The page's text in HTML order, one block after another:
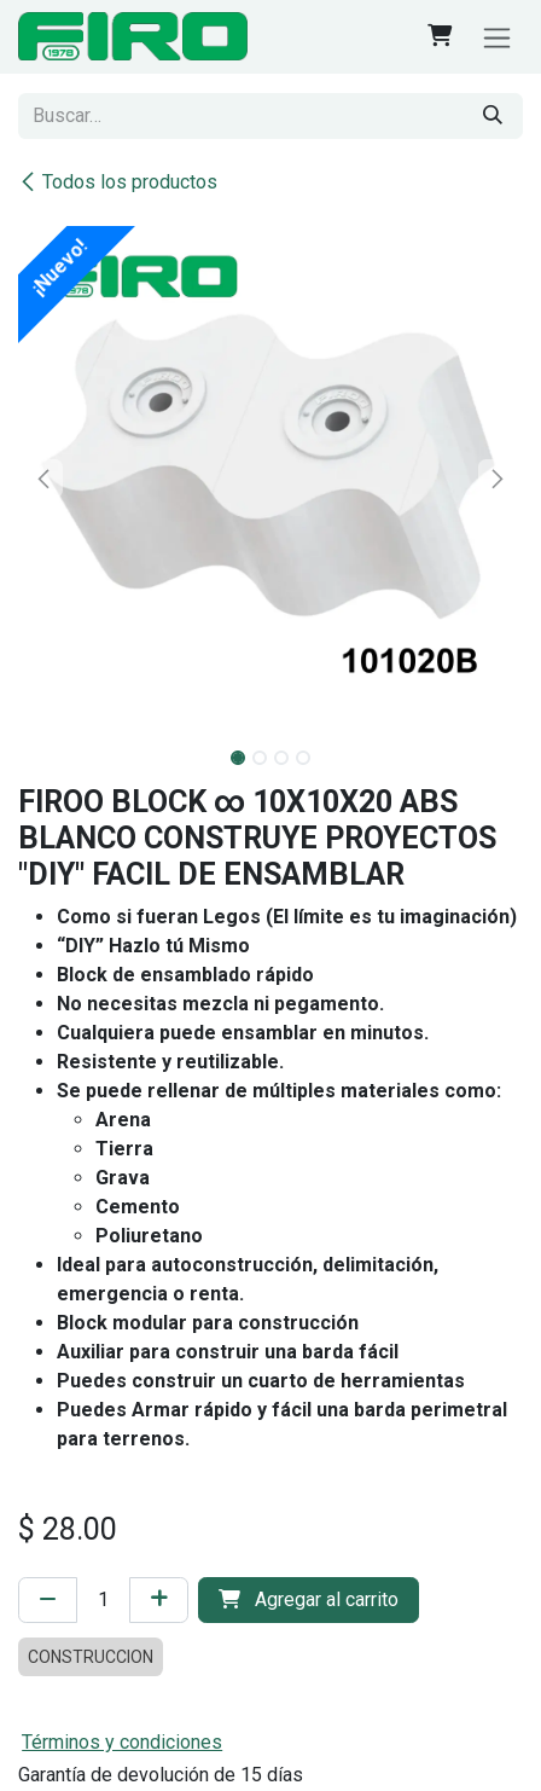
Ir al contenido
Todos los productos
¡Nuevo!
FIROO BLOCK ∞ 10X10X20 ABS
BLANCO CONSTRUYE PROYECTOS
"DIY" FACIL DE ENSAMBLAR
Como si fueran Legos (El límite es tu imaginación)
“DIY” Hazlo tú Mismo
Block de ensamblado rápido
No necesitas mezcla ni pegamento.
Cualquiera puede ensamblar en minutos.
Resistente y reutilizable.
Se puede rellenar de múltiples materiales como:
Arena
Tierra
Grava
Cemento
Poliuretano
Ideal para autoconstrucción, delimitación,
emergencia o renta.
Block modular para construcción
Auxiliar para construir una barda fácil
Puedes construir un cuarto de herramientas
Puedes Armar rápido y fácil una barda perimetral
para terrenos.
$ 28.00
Agregar al carrito
CONSTRUCCION
Términos y condiciones
Garantía de devolución de 15 días